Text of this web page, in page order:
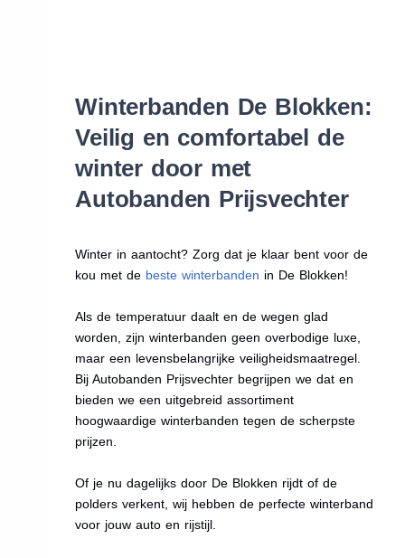
Winterbanden De Blokken:
Veilig en comfortabel de
winter door met
Autobanden Prijsvechter
Winter in aantocht? Zorg dat je klaar bent voor de
kou met de beste winterbanden in De Blokken!
Als de temperatuur daalt en de wegen glad
worden, zijn winterbanden geen overbodige luxe,
maar een levensbelangrijke veiligheidsmaatregel.
Bij Autobanden Prijsvechter begrijpen we dat en
bieden we een uitgebreid assortiment
hoogwaardige winterbanden tegen de scherpste
prijzen.
Of je nu dagelijks door De Blokken rijdt of de
polders verkent, wij hebben de perfecte winterband
voor jouw auto en rijstijl.